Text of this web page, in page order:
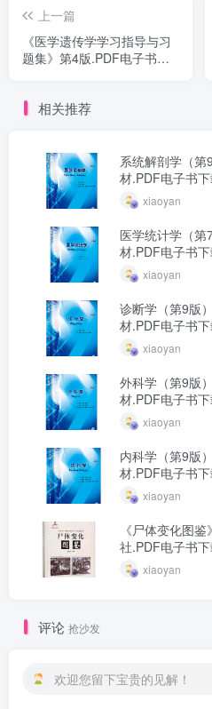
上一篇
《医学遗传学学习指导与习
题集》第4版.PDF电子书下
相关推荐
系统解剖学（第
材.PDF电子书
xiaoyan
医学统计学（第
材.PDF电子书
xiaoyan
诊断学（第9版
材.PDF电子书
xiaoyan
外科学（第9版
材.PDF电子书
xiaoyan
内科学（第9版
材.PDF电子书
xiaoyan
《尸体变化图
社.PDF电子书
xiaoyan
评论 抢沙发
欢迎您留下宝贵的见解！